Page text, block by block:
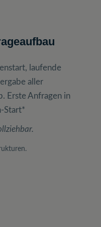
laufende
aller
Erste Anfragen in
Start*